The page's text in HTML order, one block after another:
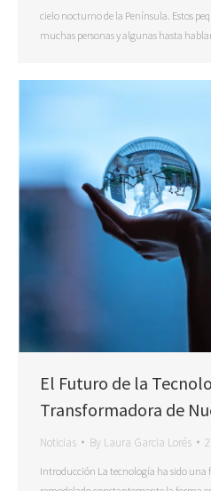
cielo nocturno de la Península. Estos
muchas personas y algunas hasta
El Futuro de la
Transformadora de
Noticias By Laura Garcia Lorés
Introducción La tecnología ha sido una